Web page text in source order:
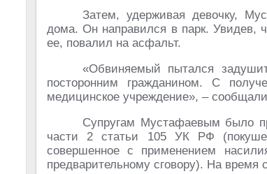
Затем, удерживая девочку,
дома. Он направился в парк. Увидев,
ее, повалил на асфальт.
«Обвиняемый пытался
посторонним гражданином. С
медицинское учреждение», –
Супругам Мустафаевым было
части 2 статьи 105 УК РФ
совершенное с применением
предварительному сговору). На